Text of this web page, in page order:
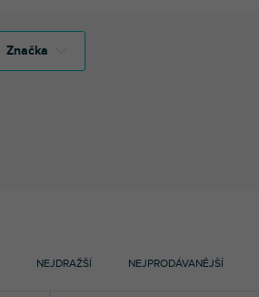
NEJDRAŽŠÍ NEJPRODÁVANĚJŠÍ
Značka